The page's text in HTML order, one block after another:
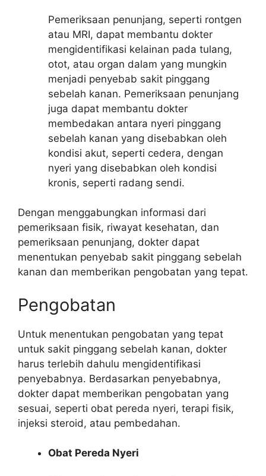
Pemeriksaan penunjang, seperti rontgen
atau MRI, dapat membantu dokter
mengidentifikasi kelainan pada tulang,
otot, atau organ dalam yang mungkin
menjadi penyebab sakit pinggang
sebelah kanan. Pemeriksaan penunjang
juga dapat membantu dokter
membedakan antara nyeri pinggang
sebelah kanan yang disebabkan oleh
kondisi akut, seperti cedera, dengan
nyeri yang disebabkan oleh kondisi
kronis, seperti radang sendi.
Dengan menggabungkan informasi dari
pemeriksaan fisik, riwayat kesehatan, dan
pemeriksaan penunjang, dokter dapat
menentukan penyebab sakit pinggang sebelah
kanan dan memberikan pengobatan yang tepat.
Pengobatan
Untuk menentukan pengobatan yang tepat
untuk sakit pinggang sebelah kanan, dokter
harus terlebih dahulu mengidentifikasi
penyebabnya. Berdasarkan penyebabnya,
dokter dapat memberikan pengobatan yang
sesuai, seperti obat pereda nyeri, terapi fisik,
injeksi steroid, atau pembedahan.
Obat Pereda Nyeri